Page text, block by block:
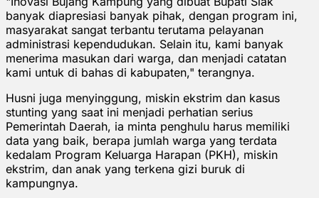
banyak diapresiasi banyak pihak, dengan program ini,
masyarakat sangat terbantu terutama pelayanan
administrasi kependudukan. Selain itu, kami banyak
menerima masukan dari warga, dan menjadi catatan
kami untuk di bahas di kabupaten," terangnya.
Husni juga menyinggung, miskin ekstrim dan kasus
stunting yang saat ini menjadi perhatian serius
Pemerintah Daerah, ia minta penghulu harus memiliki
data yang baik, berapa jumlah warga yang terdata
kedalam Program Keluarga Harapan (PKH), miskin
ekstrim, dan anak yang terkena gizi buruk di
kampungnya.